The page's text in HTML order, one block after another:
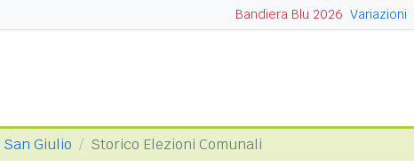
Bandiera Blu 2026 Variazioni
Giulio Storico Elezioni Comunali